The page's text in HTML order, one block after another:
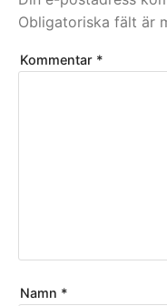
Obligatoriska fält är
Kommentar *
Namn *